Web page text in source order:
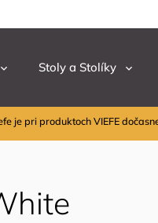
Stoly a Stolíky
je pri produktoch VIEFE